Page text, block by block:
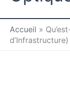
Accueil »
d’Infrastructure)